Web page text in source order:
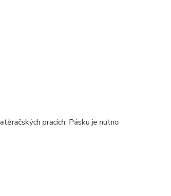
pracích. Pásku je nutno